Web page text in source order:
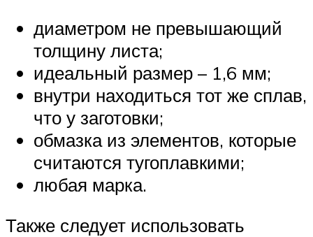
диаметром не превышающий
толщину листа;
идеальный размер – 1,6 мм;
внутри находиться тот же сплав,
что у заготовки;
обмазка из элементов, которые
считаются тугоплавкими;
любая марка.
Также следует использовать